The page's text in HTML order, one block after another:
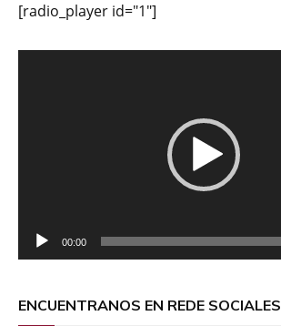
[radio_player id="1"]
00:00
ENCUENTRANOS EN REDE SOCIALES